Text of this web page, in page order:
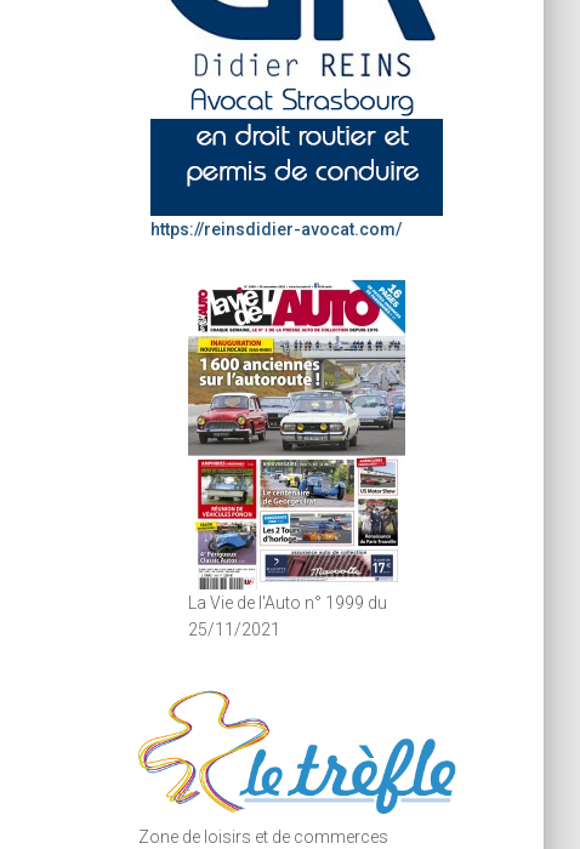
https://reinsdidier-avocat.com/
La Vie de l'Auto n° 1999 du
25/11/2021
Zone de loisirs et de commerces